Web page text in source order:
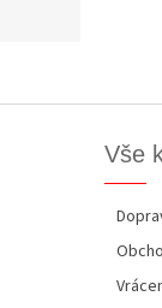
Vše